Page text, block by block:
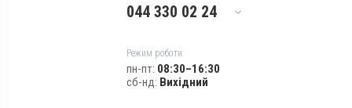
044 330 02 24
Режим роботи:
пн-пт: 08:30–16:30
сб-нд: Вихідний